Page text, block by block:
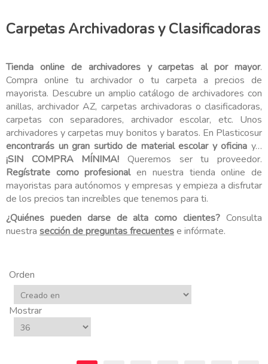
Carpetas Archivadoras y Clasificadoras
Tienda online de archivadores y carpetas al por mayor.
Compra online tu archivador o tu carpeta a precios de
mayorista. Descubre un amplio catálogo de archivadores con
anillas, archivador AZ, carpetas archivadoras o clasificadoras,
carpetas con separadores, archivador escolar, etc. Unos
archivadores y carpetas muy bonitos y baratos. En Plasticosur
encontrarás un gran surtido de material escolar y oficina y…
¡SIN COMPRA MÍNIMA! Queremos ser tu proveedor.
Regístrate como profesionalen nuestra tienda online de
mayoristas para autónomos y empresas y empieza a disfrutar
de los precios tan increíbles que tenemos para ti.
¿Quiénes pueden darse de alta como clientes? Consulta
nuestra sección de preguntas frecuentese infórmate.
Orden
Mostrar